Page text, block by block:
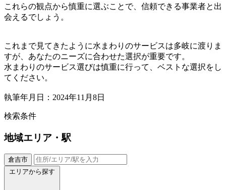
これらの観点から慎重に選ぶことで、信頼できる事業者と出
会えるでしょう。
これまで見てきたように水まわりのサービスは多岐に渡りま
すが、あなたのニーズに合わせた選択が重要です。
水まわりのサービス選びは慎重に行って、ベストな選択をし
てください。
執筆年月日：2024年11月8日
検索条件
地域エリア・駅
倉吉市
エリアから探す